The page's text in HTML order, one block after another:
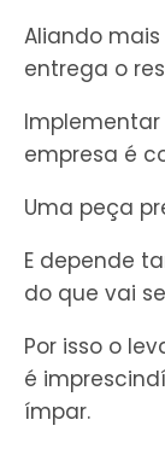
Aliando
entrega o
empresa é
Uma peça
E depende
do que vai
Por isso o
é
ímpar.